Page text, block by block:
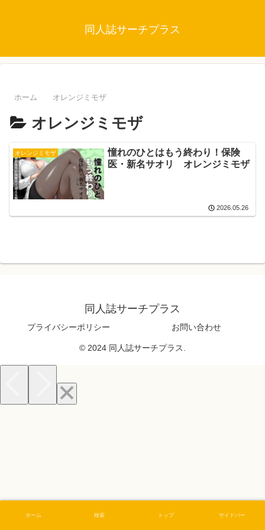
同人誌サーチプラス
ホーム オレンジミモザ
オレンジミモザ
オレンジミモザ
憧れのひとはもう終わり！保険
医・新名サオリ オレンジミモザ
2026.05.26
同人誌サーチプラス
プライバシーポリシー お問い合わせ
© 2024 同人誌サーチプラス.
ホーム 検索 トップ サイドバー